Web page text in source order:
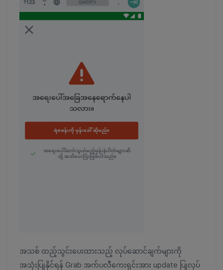
အသစ် ထည့်သွင်းပေးထားသည့် လုပ်ဆောင်ချက်များကို
အသုံးပြုနိုင်ရန် Grab အက်ပလီကေးရှင်းအား update ပြုလုပ်